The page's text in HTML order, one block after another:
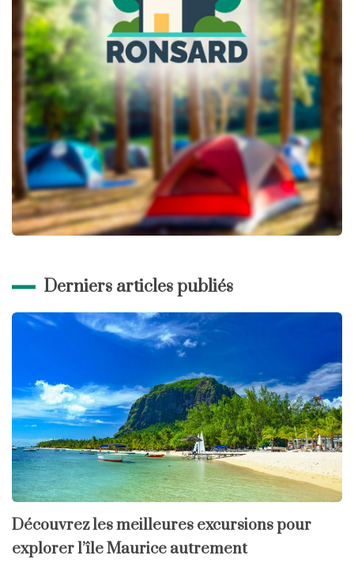
Derniers articles publiés
Découvrez les meilleures excursions pour
explorer l’île Maurice autrement